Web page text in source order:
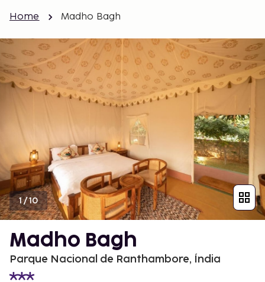
Home Madho Bagh
1/10
Madho Bagh
Parque Nacional de Ranthambore, Índia